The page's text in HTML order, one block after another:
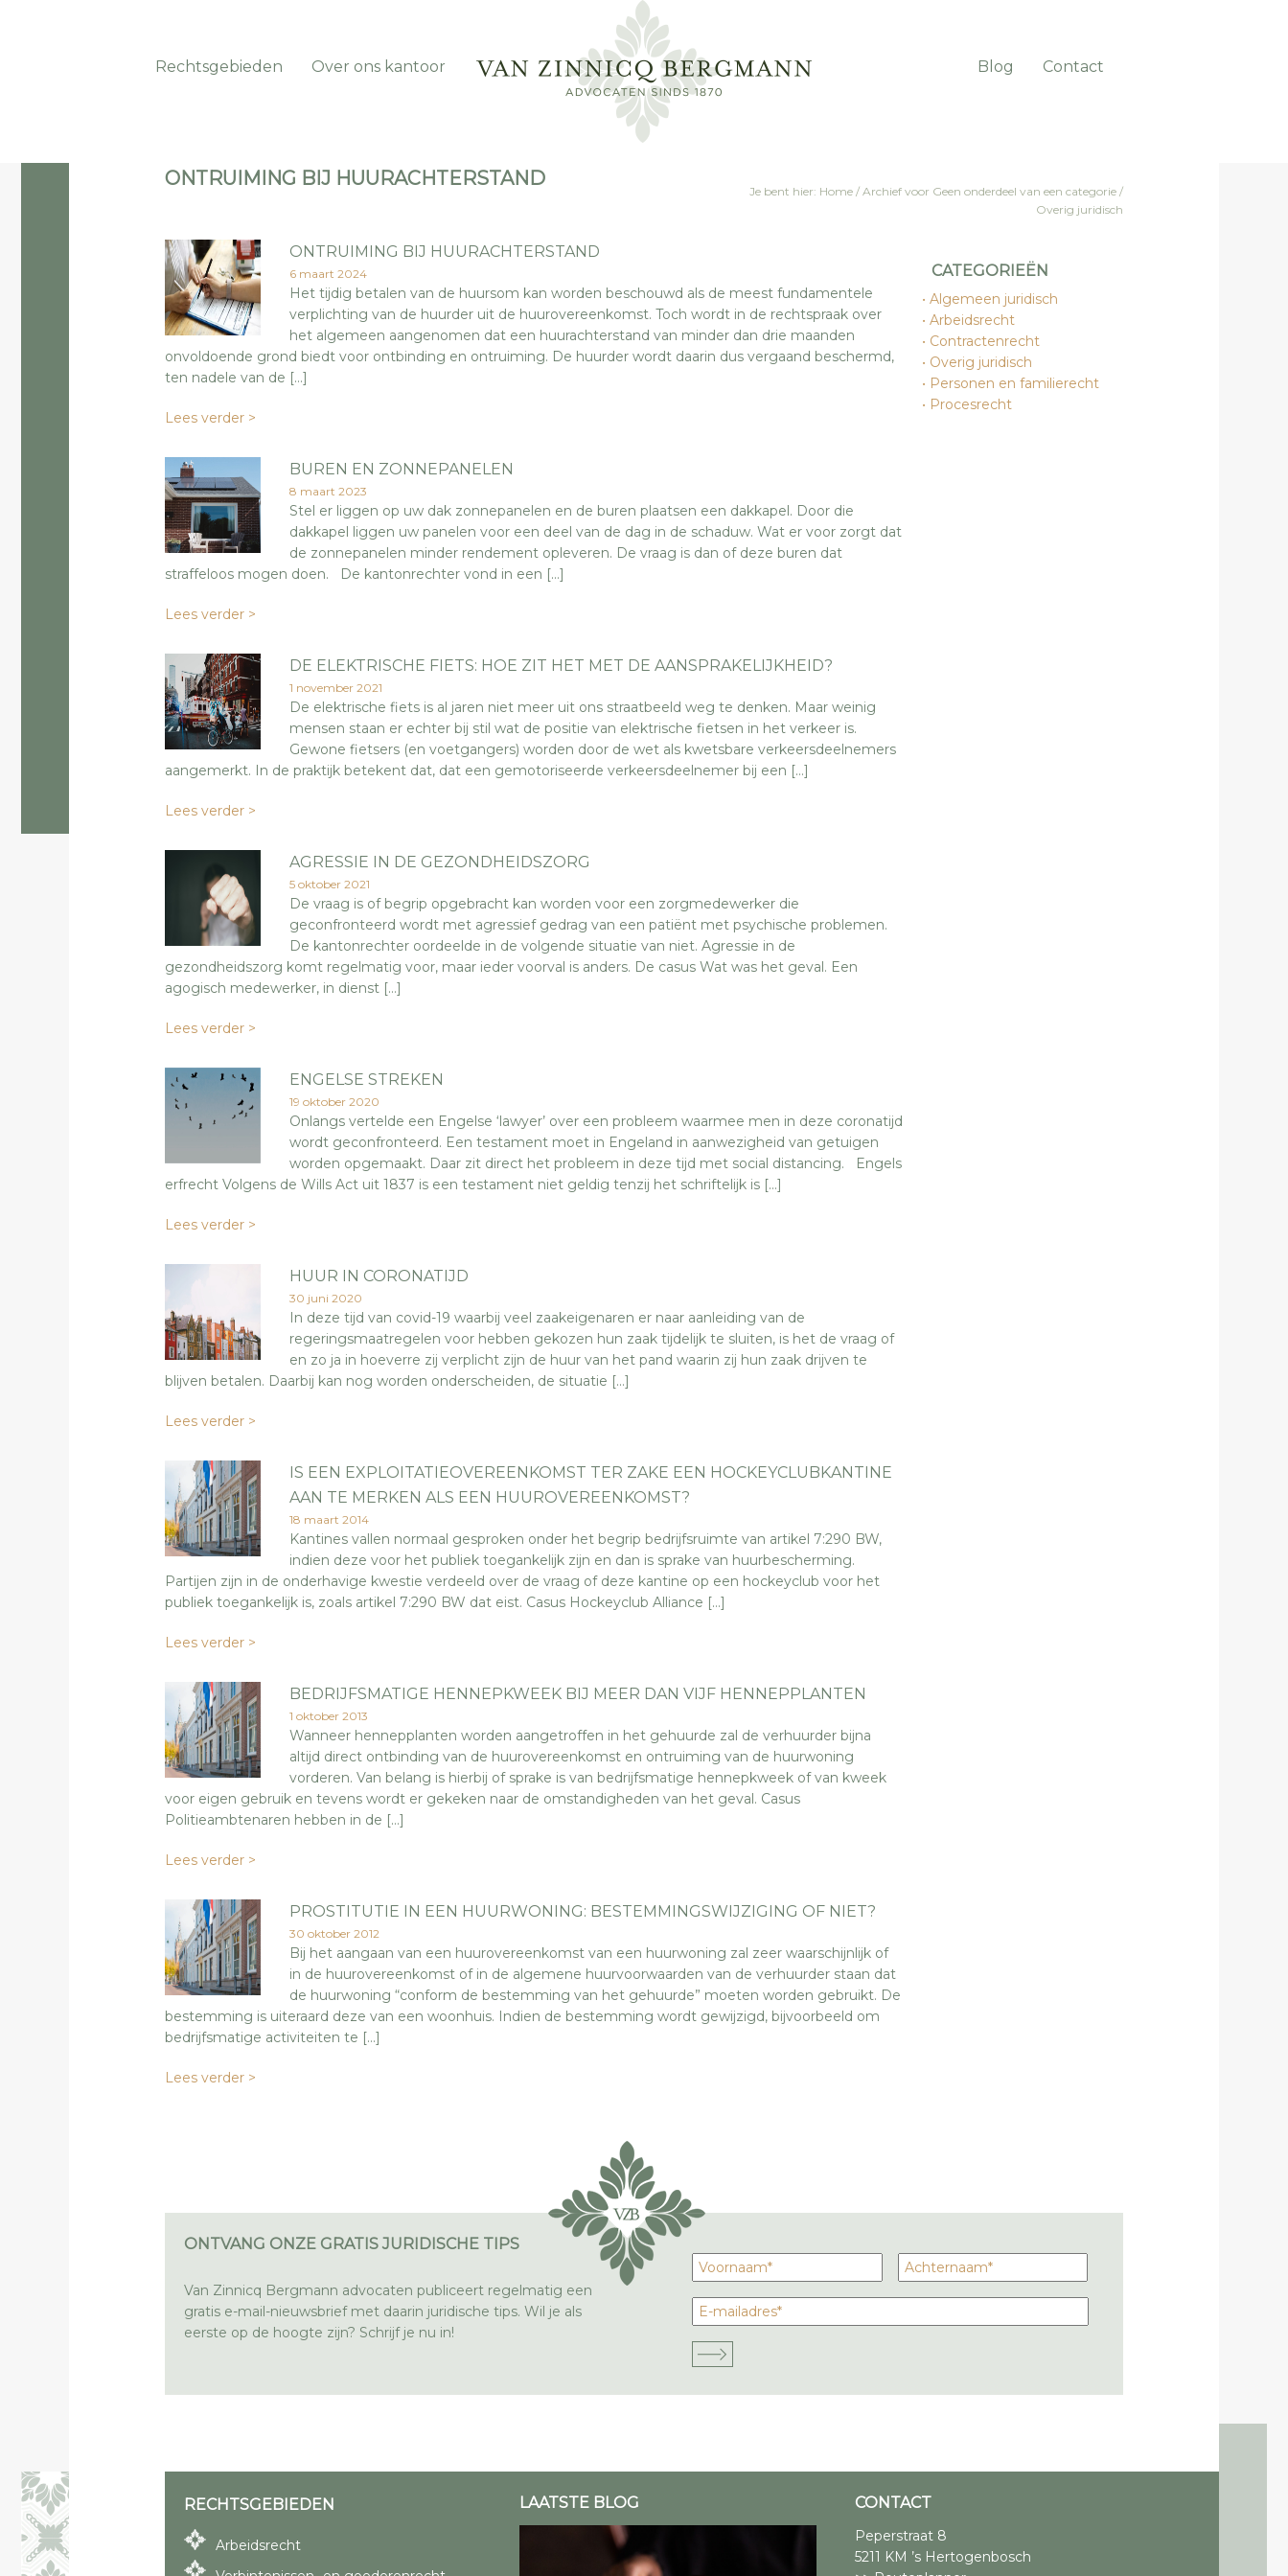
Rechtsgebieden Over ons kantoor Blog Contact
ONTRUIMING BIJ HUURACHTERSTAND
Je bent hier: Home / Archief voor Geen onderdeel van een categorie /
Overig juridisch
ONTRUIMING BIJ HUURACHTERSTAND
6 maart 2024
Het tijdig betalen van de huursom kan worden beschouwd als de meest fundamentele
verplichting van de huurder uit de huurovereenkomst. Toch wordt in de rechtspraak over
het algemeen aangenomen dat een huurachterstand van minder dan drie maanden
onvoldoende grond biedt voor ontbinding en ontruiming. De huurder wordt daarin dus vergaand beschermd,
ten nadele van de […]
Lees verder >
BUREN EN ZONNEPANELEN
8 maart 2023
Stel er liggen op uw dak zonnepanelen en de buren plaatsen een dakkapel. Door die
dakkapel liggen uw panelen voor een deel van de dag in de schaduw. Wat er voor zorgt dat
de zonnepanelen minder rendement opleveren. De vraag is dan of deze buren dat
straffeloos mogen doen. De kantonrechter vond in een […]
Lees verder >
DE ELEKTRISCHE FIETS: HOE ZIT HET MET DE AANSPRAKELIJKHEID?
1 november 2021
De elektrische fiets is al jaren niet meer uit ons straatbeeld weg te denken. Maar weinig
mensen staan er echter bij stil wat de positie van elektrische fietsen in het verkeer is.
Gewone fietsers (en voetgangers) worden door de wet als kwetsbare verkeersdeelnemers
aangemerkt. In de praktijk betekent dat, dat een gemotoriseerde verkeersdeelnemer bij een […]
Lees verder >
AGRESSIE IN DE GEZONDHEIDSZORG
5 oktober 2021
De vraag is of begrip opgebracht kan worden voor een zorgmedewerker die
geconfronteerd wordt met agressief gedrag van een patiënt met psychische problemen.
De kantonrechter oordeelde in de volgende situatie van niet. Agressie in de
gezondheidszorg komt regelmatig voor, maar ieder voorval is anders. De casus Wat was het geval. Een
agogisch medewerker, in dienst […]
Lees verder >
ENGELSE STREKEN
19 oktober 2020
Onlangs vertelde een Engelse ‘lawyer’ over een probleem waarmee men in deze coronatijd
wordt geconfronteerd. Een testament moet in Engeland in aanwezigheid van getuigen
worden opgemaakt. Daar zit direct het probleem in deze tijd met social distancing. Engels
erfrecht Volgens de Wills Act uit 1837 is een testament niet geldig tenzij het schriftelijk is […]
Lees verder >
HUUR IN CORONATIJD
30 juni 2020
In deze tijd van covid-19 waarbij veel zaakeigenaren er naar aanleiding van de
regeringsmaatregelen voor hebben gekozen hun zaak tijdelijk te sluiten, is het de vraag of
en zo ja in hoeverre zij verplicht zijn de huur van het pand waarin zij hun zaak drijven te
blijven betalen. Daarbij kan nog worden onderscheiden, de situatie […]
Lees verder >
IS EEN EXPLOITATIEOVEREENKOMST TER ZAKE EEN HOCKEYCLUBKANTINE
AAN TE MERKEN ALS EEN HUUROVEREENKOMST?
18 maart 2014
Kantines vallen normaal gesproken onder het begrip bedrijfsruimte van artikel 7:290 BW,
indien deze voor het publiek toegankelijk zijn en dan is sprake van huurbescherming.
Partijen zijn in de onderhavige kwestie verdeeld over de vraag of deze kantine op een hockeyclub voor het
publiek toegankelijk is, zoals artikel 7:290 BW dat eist. Casus Hockeyclub Alliance […]
Lees verder >
BEDRIJFSMATIGE HENNEPKWEEK BIJ MEER DAN VIJF HENNEPPLANTEN
1 oktober 2013
Wanneer hennepplanten worden aangetroffen in het gehuurde zal de verhuurder bijna
altijd direct ontbinding van de huurovereenkomst en ontruiming van de huurwoning
vorderen. Van belang is hierbij of sprake is van bedrijfsmatige hennepkweek of van kweek
voor eigen gebruik en tevens wordt er gekeken naar de omstandigheden van het geval. Casus
Politieambtenaren hebben in de […]
Lees verder >
PROSTITUTIE IN EEN HUURWONING: BESTEMMINGSWIJZIGING OF NIET?
30 oktober 2012
Bij het aangaan van een huurovereenkomst van een huurwoning zal zeer waarschijnlijk of
in de huurovereenkomst of in de algemene huurvoorwaarden van de verhuurder staan dat
de huurwoning “conform de bestemming van het gehuurde” moeten worden gebruikt. De
bestemming is uiteraard deze van een woonhuis. Indien de bestemming wordt gewijzigd, bijvoorbeeld om
bedrijfsmatige activiteiten te […]
Lees verder >
CATEGORIEËN
Algemeen juridisch
Arbeidsrecht
Contractenrecht
Overig juridisch
Personen en familierecht
Procesrecht
ONTVANG ONZE GRATIS JURIDISCHE TIPS
Van Zinnicq Bergmann advocaten publiceert regelmatig een
gratis e-mail-nieuwsbrief met daarin juridische tips. Wil je als
eerste op de hoogte zijn? Schrijf je nu in!
RECHTSGEBIEDEN
Arbeidsrecht
LAATSTE BLOG CONTACT
Peperstraat 8
5211 KM ’s Hertogenbosch